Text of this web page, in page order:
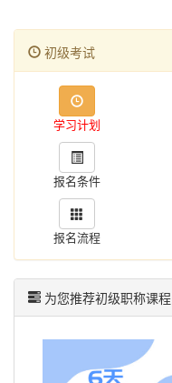
初级考试
学习计划
报名条件
报名流程
为您推荐初级职称课程